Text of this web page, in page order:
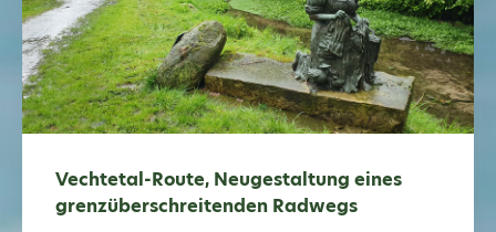
Vechtetal-Route, Neugestaltung eines
grenzüberschreitenden Radwegs